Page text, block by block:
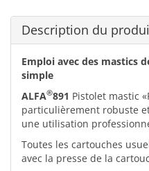
Description du
Emploi avec des mastics
simple
ALFA®891 Pistolet mastic
particulièrement robuste
une utilisation
Toutes les cartouches
avec la presse de la